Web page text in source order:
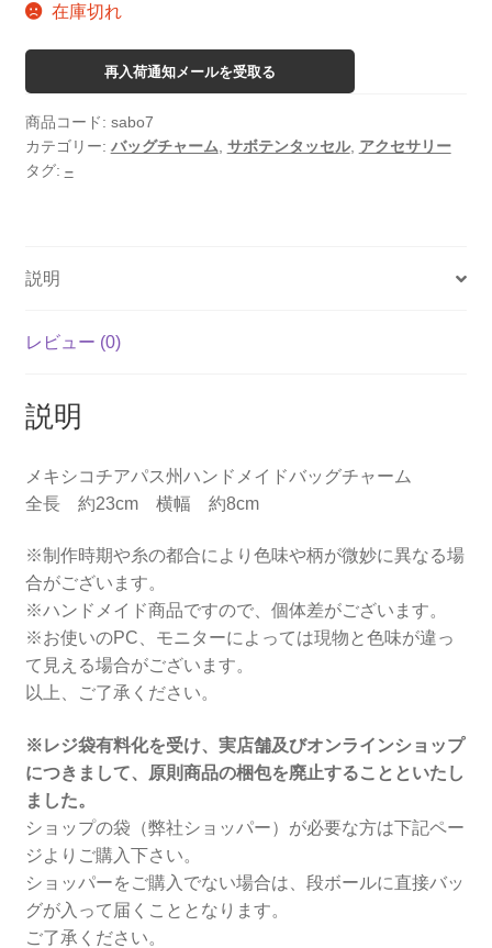
在庫切れ
再入荷通知メールを受取る
商品コード: sabo7
カテゴリー: バッグチャーム, サボテンタッセル, アクセサリー
タグ: –
説明
レビュー (0)
説明
メキシコチアパス州ハンドメイドバッグチャーム
全長 約23cm 横幅 約8cm
※制作時期や糸の都合により色味や柄が微妙に異なる場
合がございます。
※ハンドメイド商品ですので、個体差がございます。
※お使いのPC、モニターによっては現物と色味が違っ
て見える場合がございます。
以上、ご了承ください。
※レジ袋有料化を受け、実店舗及びオンラインショップ
につきまして、原則商品の梱包を廃止することといたし
ました。
ショップの袋（弊社ショッパー）が必要な方は下記ペー
ジよりご購入下さい。
ショッパーをご購入でない場合は、段ボールに直接バッ
グが入って届くこととなります。
ご了承ください。